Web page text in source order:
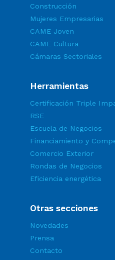
Construcción
Mujeres Empresarias
CAME Joven
CAME Cultura
Cámaras Sectoriales
Herramientas
Certificación Triple
RSE
Escuela de Negocios
Financiamiento y
Comercio Exterior
Rondas de Negocios
Eficiencia energética
Otras secciones
Novedades
Prensa
Contacto